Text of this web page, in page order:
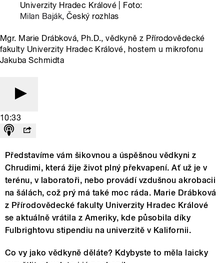
Univerzity Hradec Králové | Foto:
Milan Baják, Český rozhlas
Mgr. Marie Drábková, Ph.D., vědkyně z Přírodovědecké
fakulty Univerzity Hradec Králové, hostem u mikrofonu
Jakuba Schmidta
10:33
Představíme vám šikovnou a úspěšnou vědkyni z
Chrudimi, která žije život plný překvapení. Ať už je v
terénu, v laboratoři, nebo provádí vzdušnou akrobacii
na šálách, což prý má také moc ráda. Marie Drábková
z Přírodovědecké fakulty Univerzity Hradec Králové
se aktuálně vrátila z Ameriky, kde působila díky
Fulbrightovu stipendiu na univerzitě v Kalifornii.
Co vy jako vědkyně děláte? Kdybyste to měla laicky